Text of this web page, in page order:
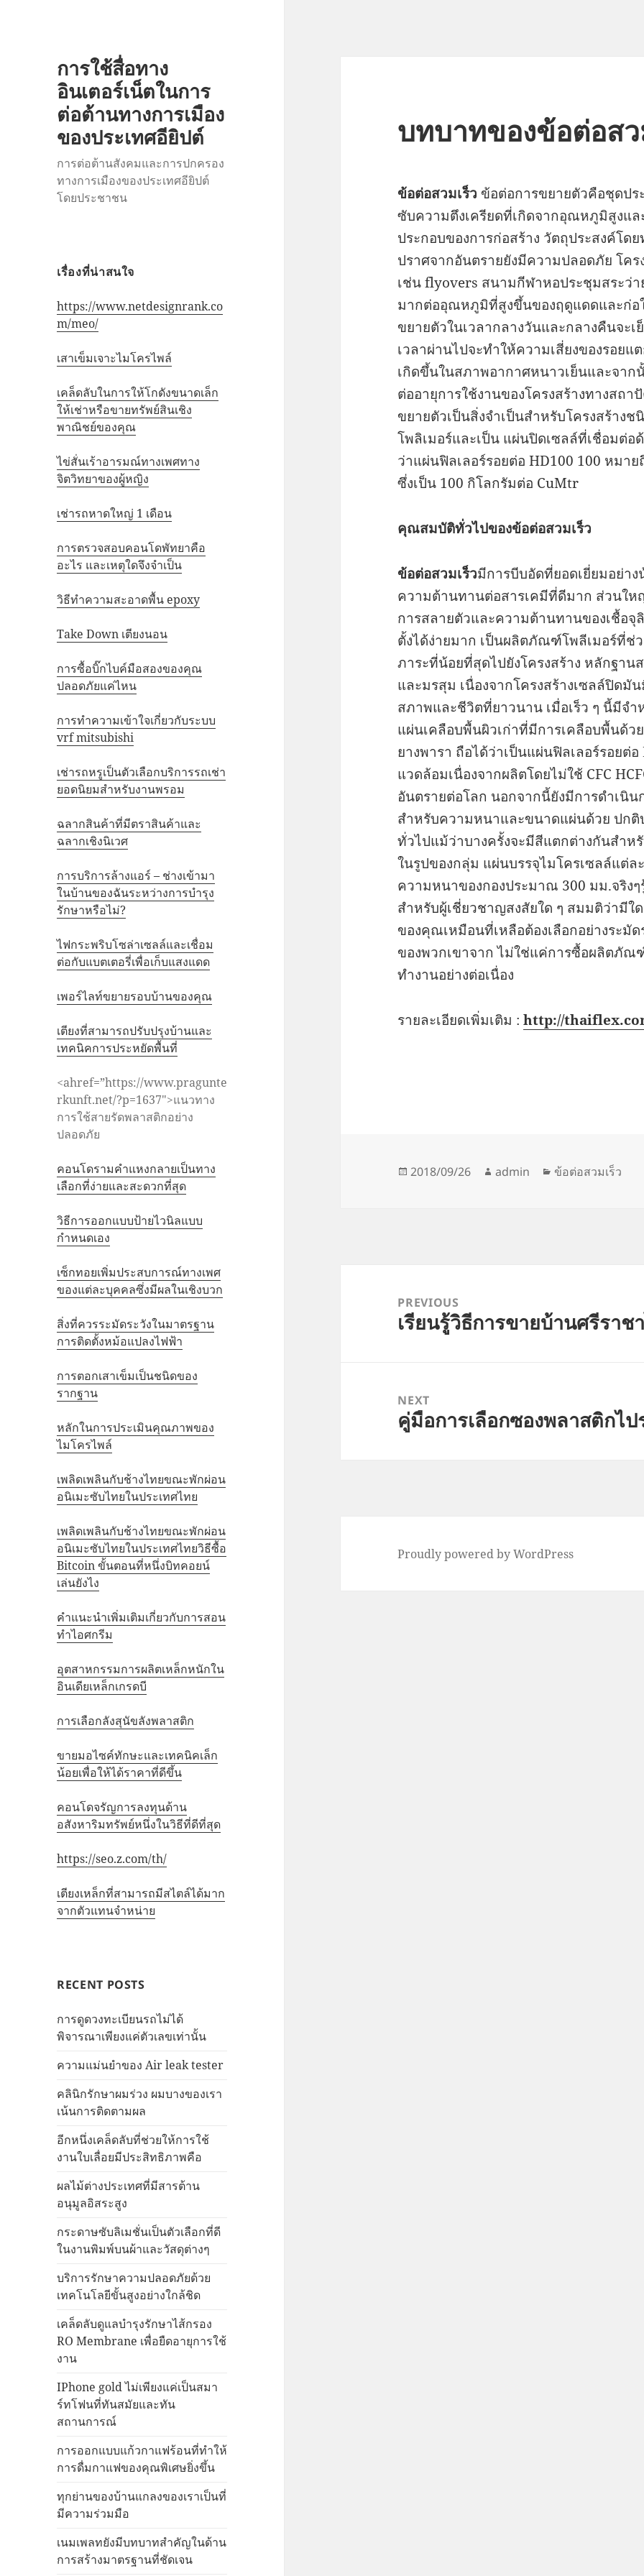
การใช้สื่อทาง
อินเตอร์เน็ตในการ
ต่อต้านทางการเมือง
ของประเทศอียิปต์
การต่อต้านสังคมและการปกครอง
ทางการเมืองของประเทศอียิปต์
โดยประชาชน
เรื่องที่น่าสนใจ
https://www.netdesignrank.co
m/meo/
เสาเข็มเจาะไมโครไพล์
เคล็ดลับในการให้โกดังขนาดเล็ก
ให้เช่าหรือขายทรัพย์สินเชิง
พาณิชย์ของคุณ
ไข่สั่นเร้าอารมณ์ทางเพศทาง
จิตวิทยาของผู้หญิง
เช่ารถหาดใหญ่ 1 เดือน
การตรวจสอบคอนโดพัทยาคือ
อะไร และเหตุใดจึงจำเป็น
วิธีทำความสะอาดพื้น epoxy
Take Down เตียงนอน
การซื้อบิ๊กไบค์มือสองของคุณ
ปลอดภัยแค่ไหน
การทำความเข้าใจเกี่ยวกับระบบ
vrf mitsubishi
เช่ารถหรูเป็นตัวเลือกบริการรถเช่า
ยอดนิยมสำหรับงานพรอม
ฉลากสินค้าที่มีตราสินค้าและ
ฉลากเชิงนิเวศ
การบริการล้างแอร์ – ช่างเข้ามา
ในบ้านของฉันระหว่างการบำรุง
รักษาหรือไม่?
ไฟกระพริบโซล่าเซลล์และเชื่อม
ต่อกับแบตเตอรี่เพื่อเก็บแสงแดด
เพอร์ไลท์ขยายรอบบ้านของคุณ
เตียงที่สามารถปรับปรุงบ้านและ
เทคนิคการประหยัดพื้นที่
<ahref=”https://www.pragunte
rkunft.net/?p=1637″>แนวทาง
การใช้สายรัดพลาสติกอย่าง
ปลอดภัย
คอนโดรามคำแหงกลายเป็นทาง
เลือกที่ง่ายและสะดวกที่สุด
วิธีการออกแบบป้ายไวนิลแบบ
กำหนดเอง
เซ็กทอยเพิ่มประสบการณ์ทางเพศ
ของแต่ละบุคคลซึ่งมีผลในเชิงบวก
สิ่งที่ควรระมัดระวังในมาตรฐาน
การติดตั้งหม้อแปลงไฟฟ้า
การตอกเสาเข็มเป็นชนิดของ
รากฐาน
หลักในการประเมินคุณภาพของ
ไมโครไพล์
เพลิดเพลินกับช้างไทยขณะพักผ่อน
อนิเมะซับไทยในประเทศไทย
เพลิดเพลินกับช้างไทยขณะพักผ่อน
อนิเมะซับไทยในประเทศไทยวิธีซื้อ
Bitcoin ขั้นตอนที่หนึ่งบิทคอยน์
เล่นยังไง
คำแนะนำเพิ่มเติมเกี่ยวกับการสอน
ทำไอศกรีม
อุตสาหกรรมการผลิตเหล็กหนักใน
อินเดียเหล็กเกรดบี
การเลือกลังสุนัขลังพลาสติก
ขายมอไซค์ทักษะและเทคนิคเล็ก
น้อยเพื่อให้ได้ราคาที่ดีขึ้น
คอนโดจรัญการลงทุนด้าน
อสังหาริมทรัพย์หนึ่งในวิธีที่ดีที่สุด
https://seo.z.com/th/
เตียงเหล็กที่สามารถมีสไตล์ได้มาก
จากตัวแทนจำหน่าย
RECENT POSTS
การดูดวงทะเบียนรถไม่ได้
พิจารณาเพียงแค่ตัวเลขเท่านั้น
ความแม่นยำของ Air leak tester
คลินิกรักษาผมร่วง ผมบางของเรา
เน้นการติดตามผล
อีกหนึ่งเคล็ดลับที่ช่วยให้การใช้
งานใบเลื่อยมีประสิทธิภาพคือ
ผลไม้ต่างประเทศที่มีสารต้าน
อนุมูลอิสระสูง
กระดาษซับลิเมชั่นเป็นตัวเลือกที่ดี
ในงานพิมพ์บนผ้าและวัสดุต่างๆ
บริการรักษาความปลอดภัยด้วย
เทคโนโลยีขั้นสูงอย่างใกล้ชิด
เคล็ดลับดูแลบำรุงรักษาไส้กรอง
RO Membrane เพื่อยืดอายุการใช้
งาน
IPhone gold ไม่เพียงแค่เป็นสมา
ร์ทโฟนที่ทันสมัยและทัน
สถานการณ์
การออกแบบแก้วกาแฟร้อนที่ทำให้
การดื่มกาแฟของคุณพิเศษยิ่งขึ้น
ทุกย่านของบ้านแกลงของเราเป็นที่
มีความร่วมมือ
เนมเพลทยังมีบทบาทสำคัญในด้าน
การสร้างมาตรฐานที่ชัดเจน
บทบาทของข้อต่อสว
ข้อต่อสวมเร็ว ข้อต่อการขยายตัวคือชุดป
ซับความตึงเครียดที่เกิดจากอุณหภูมิสูงแล
ประกอบของการก่อสร้าง วัตถุประสงค์โ
ปราศจากอันตรายยังมีความปลอดภัย โค
เช่น flyovers สนามกีฬาหอประชุมสระว่
มากต่ออุณหภูมิที่สูงขึ้นของฤดูแดดและก่อ
ขยายตัวในเวลากลางวันและกลางคืนจะ
เวลาผ่านไปจะทำให้ความเสี่ยงของรอย
เกิดขึ้นในสภาพอากาศหนาวเย็นและจาก
ต่ออายุการใช้งานของโครงสร้างทางสถ
ขยายตัวเป็นสิ่งจำเป็นสำหรับโครงสร้าง
โพลิเมอร์และเป็น แผ่นปิดเซลล์ที่เชื่อมต่อ
ว่าแผ่นฟิลเลอร์รอยต่อ HD100 100 หมา
ซึ่งเป็น 100 กิโลกรัมต่อ CuMtr
คุณสมบัติทั่วไปของข้อต่อสวมเร็ว
ข้อต่อสวมเร็วมีการบีบอัดที่ยอดเยี่ยมอย่า
ความต้านทานต่อสารเคมีที่ดีมาก ส่วนใ
การสลายตัวและความต้านทานของเชื้อจุ
ตั้งได้ง่ายมาก เป็นผลิตภัณฑ์โพลีเมอร์ที่ช่
ภาระที่น้อยที่สุดไปยังโครงสร้าง หลักฐา
และมรสุม เนื่องจากโครงสร้างเซลล์ปิด
สภาพและชีวิตที่ยาวนาน เมื่อเร็ว ๆ นี้มีจ
แผ่นเคลือบพื้นผิวเก่าที่มีการเคลือบพื้นด้
ยางพารา ถือได้ว่าเป็นแผ่นฟิลเลอร์รอยต่
แวดล้อมเนื่องจากผลิตโดยไม่ใช้ CFC
อันตรายต่อโลก นอกจากนี้ยังมีการดำเนิ
สำหรับความหนาและขนาดแผ่นด้วย ปกติ
ทั่วไปแม้ว่าบางครั้งจะมีสีแตกต่างกันสำ
ในรูปของกลุ่ม แผ่นบรรจุไมโครเซลล์แต่
ความหนาของกองประมาณ 300 มม.จริง
สำหรับผู้เชี่ยวชาญสงสัยใด ๆ สมมติว่ามีใ
ของคุณเหมือนที่เหลือต้องเลือกอย่างระมั
ของพวกเขาจาก ไม่ใช่แค่การซื้อผลิตภั
ทำงานอย่างต่อเนื่อง
รายละเอียดเพิ่มเติม :http://
Posted
2018/09/26 Author
admin Categories
ข้อต่อสวมเร็ว
navigationPREVIOUS
Previous
เรียนรู้วิธีการขายบ้านศรีราช
NEXT
Next
คู่มือการเลือกซองพลาสติกไ
Proudly powered by WordPress